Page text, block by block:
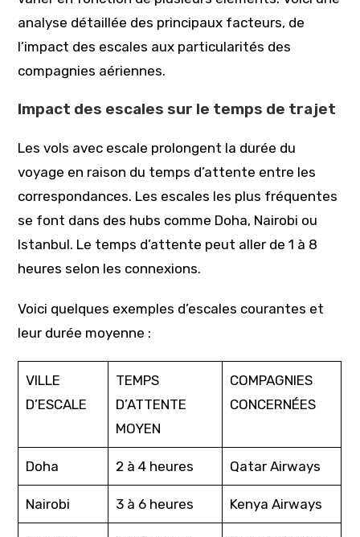
analyse détaillée des principaux facteurs, de
l’impact des escales aux particularités des
compagnies aériennes.
Impact des escales sur le temps de trajet
Les vols avec escale prolongent la durée du
voyage en raison du temps d’attente entre les
correspondances. Les escales les plus fréquentes
se font dans des hubs comme Doha, Nairobi ou
Istanbul. Le temps d’attente peut aller de 1 à 8
heures selon les connexions.
Voici quelques exemples d’escales courantes et
leur durée moyenne :
VILLE
D’ESCALE
TEMPS
D’ATTENTE
MOYEN
COMPAGNIES
CONCERNÉES
Doha 2 à 4 heures Qatar Airways
Nairobi 3 à 6 heures Kenya Airways